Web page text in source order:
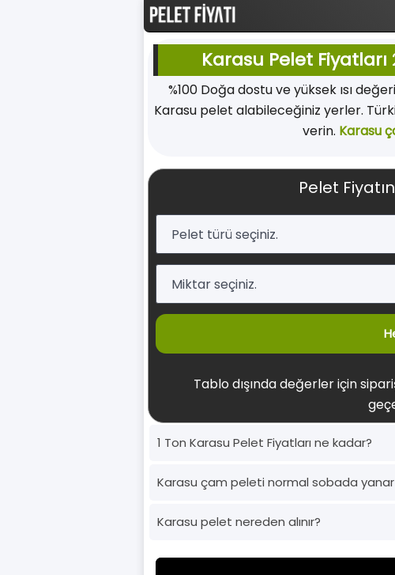
Karasu Pelet Fiyatları
%100 Doğa dostu ve yüksek ısı
Karasu pelet alabileceğiniz yerler.
verin. Karasu
Pelet
Tablo dışında değerler için
1 Ton Karasu Pelet Fiyatları ne kadar?
Karasu çam peleti normal sobada yanar
Karasu pelet nereden alınır?